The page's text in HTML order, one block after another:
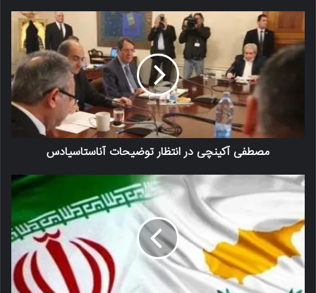
مصطفی آکینچی در انتظار توضیحات آناستاسیادس